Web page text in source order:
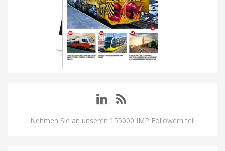
Nehmen Sie an unseren 155000 IMP Followern teil